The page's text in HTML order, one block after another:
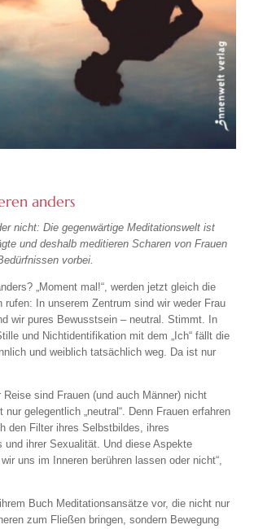
anders
nicht: Die gegenwärtige Meditations­welt ist
und deshalb meditieren Scharen von Frauen
vorbei.
„Moment mal!“, werden jetzt gleich die
rufen: In unserem Zentrum sind wir weder Frau
wir pures Bewusstsein – neutral. Stimmt. In
und Nichtidentifikation mit dem „Ich“ fällt die
und weiblich tatsächlich weg. Da ist nur
Reise sind Frauen (und auch Männer) nicht
gelegentlich „neutral“. Denn Frauen erfahren
den Filter ihres Selbstbildes, ihres
und ihrer Sexualität. Und diese Aspekte
uns im Inneren berühren lassen oder nicht“,
Buch Meditationsansätze vor, die nicht nur
zum Fließen bringen, sondern Bewegung